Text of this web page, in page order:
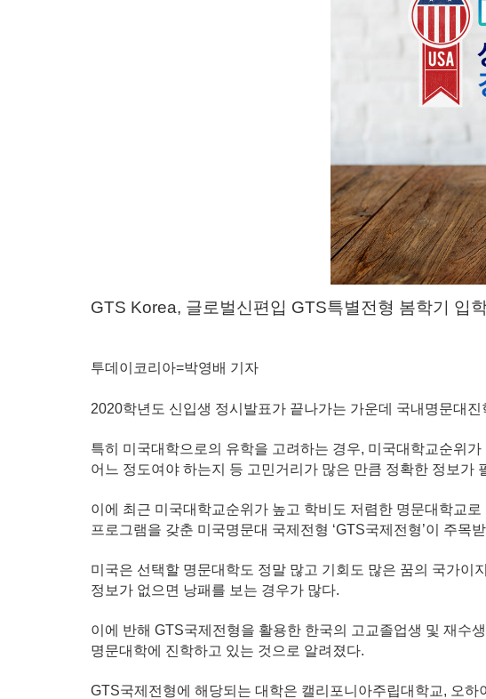
GTS Korea, 글로벌신편입 GTS특별전형 봄학기 입
투데이코리아=박영배 기자
2020학년도 신입생 정시발표가 끝나가는 가운데 국내명문대
특히 미국대학으로의 유학을 고려하는 경우, 미국대학교순위
어느 정도여야 하는지 등 고민거리가 많은 만큼 정확한 정보가
이에 최근 미국대학교순위가 높고 학비도 저렴한 명문대학교
프로그램을 갖춘 미국명문대 국제전형 ‘GTS국제전형’이 주목
미국은 선택할 명문대학도 정말 많고 기회도 많은 꿈의 국가
정보가 없으면 낭패를 보는 경우가 많다.
이에 반해 GTS국제전형을 활용한 한국의 고교졸업생 및 재수
명문대학에 진학하고 있는 것으로 알려졌다.
GTS국제전형에 해당되는 대학은 캘리포니아주립대학교, 오